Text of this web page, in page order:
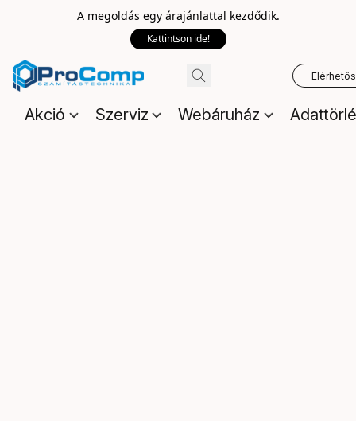
A megoldás egy árajánlattal kezdődik.
Kattintson ide!
Akció Szerviz Webáruház